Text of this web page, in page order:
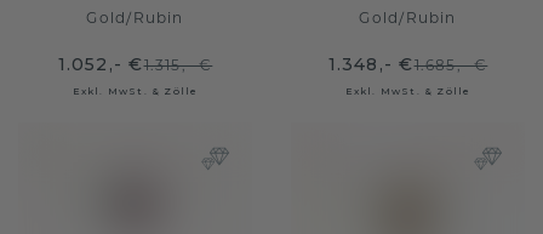
Gold/ Rubin
1.052,- €1.315,- €
Exkl. MwSt. & Zölle
Gold/ Rubin
1.348,- €1.685,- €
Exkl. MwSt. & Zölle